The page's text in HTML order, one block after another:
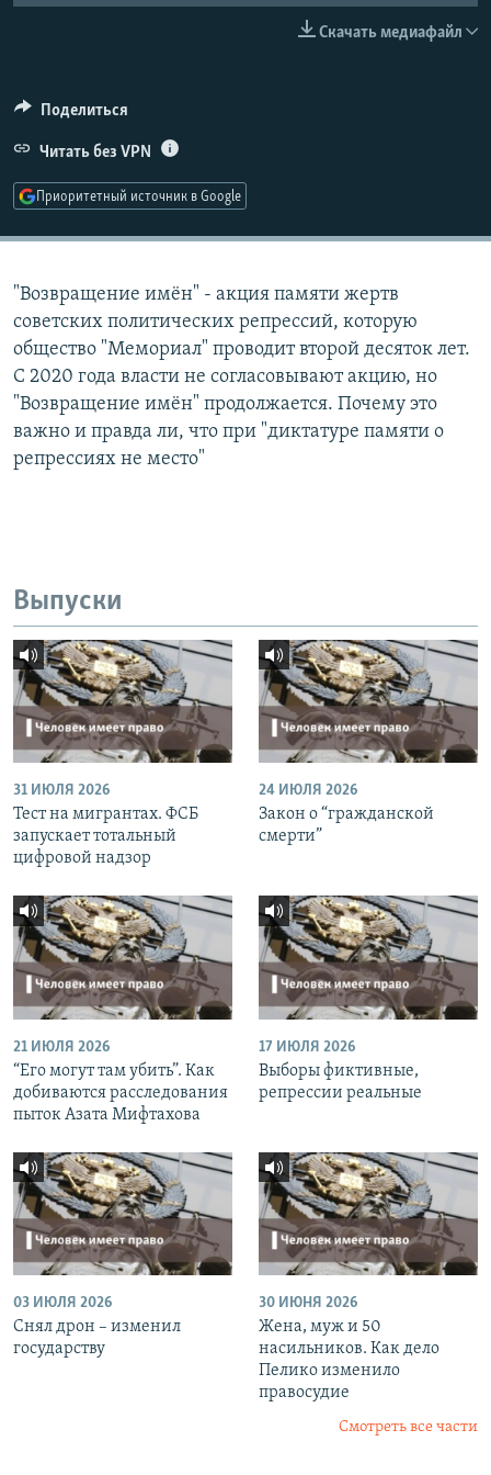
СОЦИАЛЬНЫЕ СЕТИ
Скачать медиафайл
Поделиться
Читать без VPN
Приоритетный источник в Google
"Возвращение имён" - акция памяти жертв
советских политических репрессий, которую
общество "Мемориал" проводит второй десяток лет.
С 2020 года власти не согласовывают акцию, но
"Возвращение имён" продолжается. Почему это
важно и правда ли, что при "диктатуре памяти о
репрессиях не место"
Выпуски
31 ИЮЛЯ 2026
Тест на мигрантах. ФСБ
запускает тотальный
цифровой надзор
24 ИЮЛЯ 2026
Закон о “гражданской
смерти”
21 ИЮЛЯ 2026
“Его могут там убить”. Как
добиваются расследования
пыток Азата Мифтахова
17 ИЮЛЯ 2026
Выборы фиктивные,
репрессии реальные
03 ИЮЛЯ 2026
Снял дрон – изменил
государству
30 ИЮНЯ 2026
Жена, муж и 50
насильников. Как дело
Пелико изменило
правосудие
Смотреть все части